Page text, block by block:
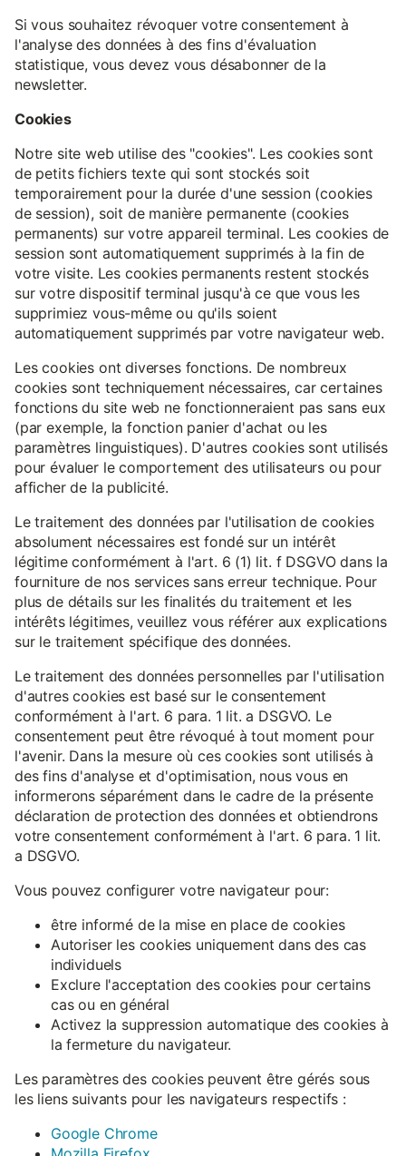
Si vous souhaitez révoquer votre consentement à
l'analyse des données à des fins d'évaluation
statistique, vous devez vous désabonner de la
newsletter.
Cookies
Notre site web utilise des "cookies". Les cookies sont
de petits fichiers texte qui sont stockés soit
temporairement pour la durée d'une session (cookies
de session), soit de manière permanente (cookies
permanents) sur votre appareil terminal. Les cookies de
session sont automatiquement supprimés à la fin de
votre visite. Les cookies permanents restent stockés
sur votre dispositif terminal jusqu'à ce que vous les
supprimiez vous-même ou qu'ils soient
automatiquement supprimés par votre navigateur web.
Les cookies ont diverses fonctions. De nombreux
cookies sont techniquement nécessaires, car certaines
fonctions du site web ne fonctionneraient pas sans eux
(par exemple, la fonction panier d'achat ou les
paramètres linguistiques). D'autres cookies sont utilisés
pour évaluer le comportement des utilisateurs ou pour
afficher de la publicité.
Le traitement des données par l'utilisation de cookies
absolument nécessaires est fondé sur un intérêt
légitime conformément à l'art. 6 (1) lit. f DSGVO dans la
fourniture de nos services sans erreur technique. Pour
plus de détails sur les finalités du traitement et les
intérêts légitimes, veuillez vous référer aux explications
sur le traitement spécifique des données.
Le traitement des données personnelles par l'utilisation
d'autres cookies est basé sur le consentement
conformément à l'art. 6 para. 1 lit. a DSGVO. Le
consentement peut être révoqué à tout moment pour
l'avenir. Dans la mesure où ces cookies sont utilisés à
des fins d'analyse et d'optimisation, nous vous en
informerons séparément dans le cadre de la présente
déclaration de protection des données et obtiendrons
votre consentement conformément à l'art. 6 para. 1 lit.
a DSGVO.
Vous pouvez configurer votre navigateur pour:
être informé de la mise en place de cookies
Autoriser les cookies uniquement dans des cas
individuels
Exclure l'acceptation des cookies pour certains
cas ou en général
Activez la suppression automatique des cookies à
la fermeture du navigateur.
Les paramètres des cookies peuvent être gérés sous
les liens suivants pour les navigateurs respectifs :
Google Chrome